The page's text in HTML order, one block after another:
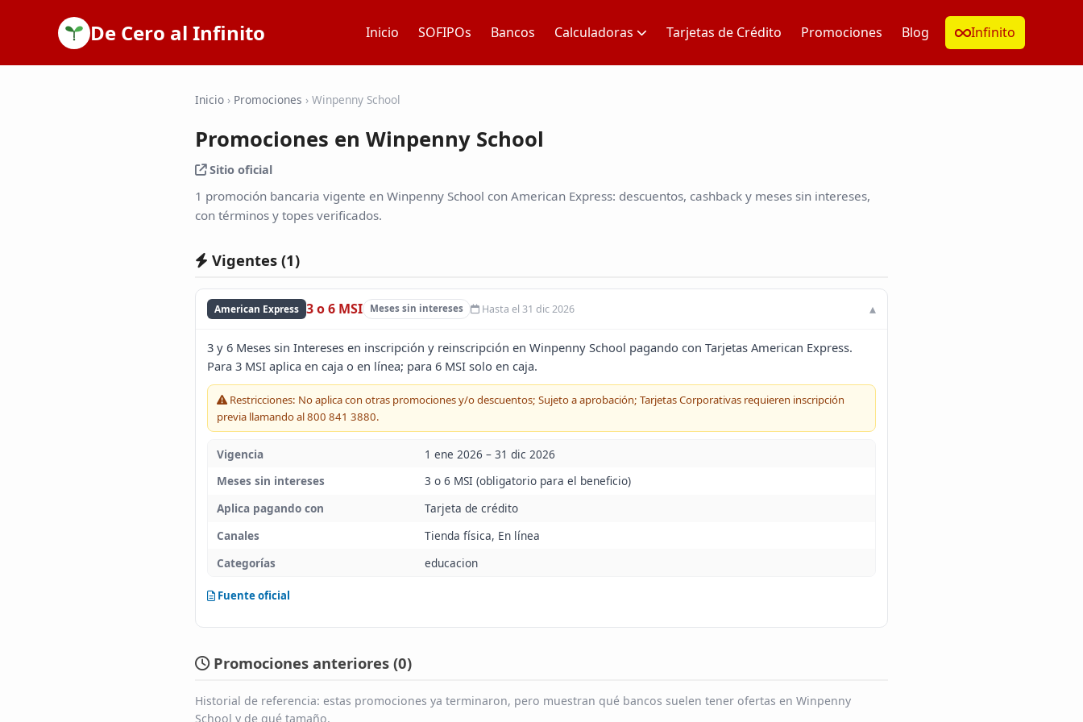
De Cero al Infinito Inicio SOFIPOs Bancos Calculadoras Tarjetas de Crédito Promociones Blog Infinito
Inicio › Promociones › Winpenny School
Promociones en Winpenny School
Sitio oficial
1 promoción bancaria vigente en Winpenny School con American Express: descuentos, cashback y meses sin intereses,
con términos y topes verificados.
Vigentes (1)
American Express 3 o 6 MSI Meses sin intereses Hasta el 31 dic 2026
3 y 6 Meses sin Intereses en inscripción y reinscripción en Winpenny School pagando con Tarjetas American Express.
Para 3 MSI aplica en caja o en línea; para 6 MSI solo en caja.
Restricciones: No aplica con otras promociones y/o descuentos; Sujeto a aprobación; Tarjetas Corporativas requieren inscripción
previa llamando al 800 841 3880.
Vigencia
1 ene 2026 – 31 dic 2026
Meses sin intereses
3 o 6 MSI (obligatorio para el beneficio)
Aplica pagando con
Tarjeta de crédito
Canales
Tienda física, En línea
Categorías
educacion
Fuente oficial
Promociones anteriores (0)
Historial de referencia: estas promociones ya terminaron, pero muestran qué bancos suelen tener ofertas en Winpenny
School y de qué tamaño.